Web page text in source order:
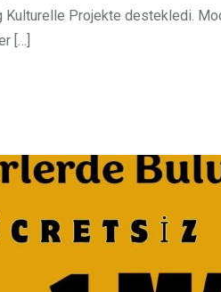
Projekte destekledi.
[…]